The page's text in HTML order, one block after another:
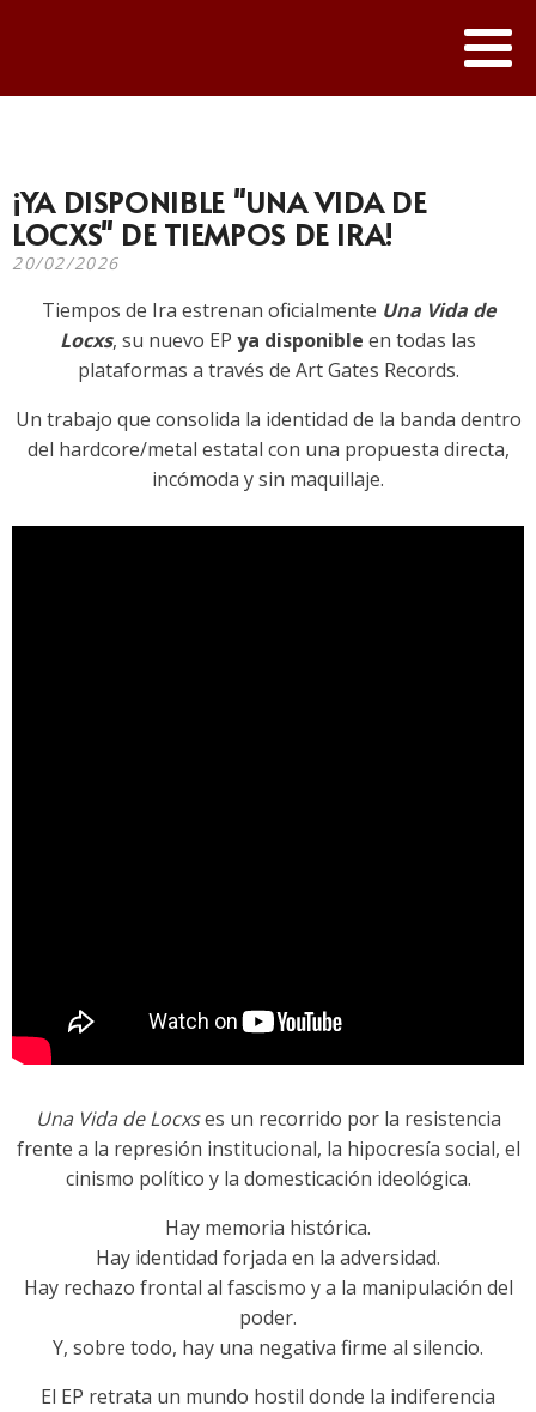
¡YA DISPONIBLE "UNA VIDA DE
LOCXS" DE TIEMPOS DE IRA!
20/02/2026
Tiempos de Ira estrenan oficialmente Una Vida de
Locxs, su nuevo EP ya disponible en todas las
plataformas a través de Art Gates Records.
Un trabajo que consolida la identidad de la banda dentro
del hardcore/metal estatal con una propuesta directa,
incómoda y sin maquillaje.
Una Vida de Locxses un recorrido por la resistencia
frente a la represión institucional, la hipocresía social, el
cinismo político y la domesticación ideológica.
Hay memoria histórica.
Hay identidad forjada en la adversidad.
Hay rechazo frontal al fascismo y a la manipulación del
poder.
Y, sobre todo, hay una negativa firme al silencio.
El EP retrata un mundo hostil donde la indiferencia